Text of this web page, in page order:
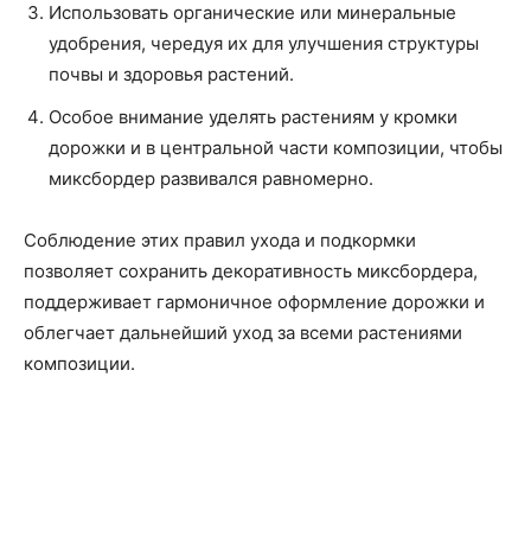
Использовать органические или минеральные
удобрения, чередуя их для улучшения структуры
почвы и здоровья растений.
Особое внимание уделять растениям у кромки
дорожки и в центральной части композиции, чтобы
миксбордер развивался равномерно.
Соблюдение этих правил ухода и подкормки
позволяет сохранить декоративность миксбордера,
поддерживает гармоничное оформление дорожки и
облегчает дальнейший уход за всеми растениями
композиции.